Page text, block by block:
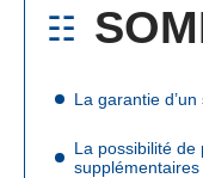
La garantie
La possibilité de
supplémentaires